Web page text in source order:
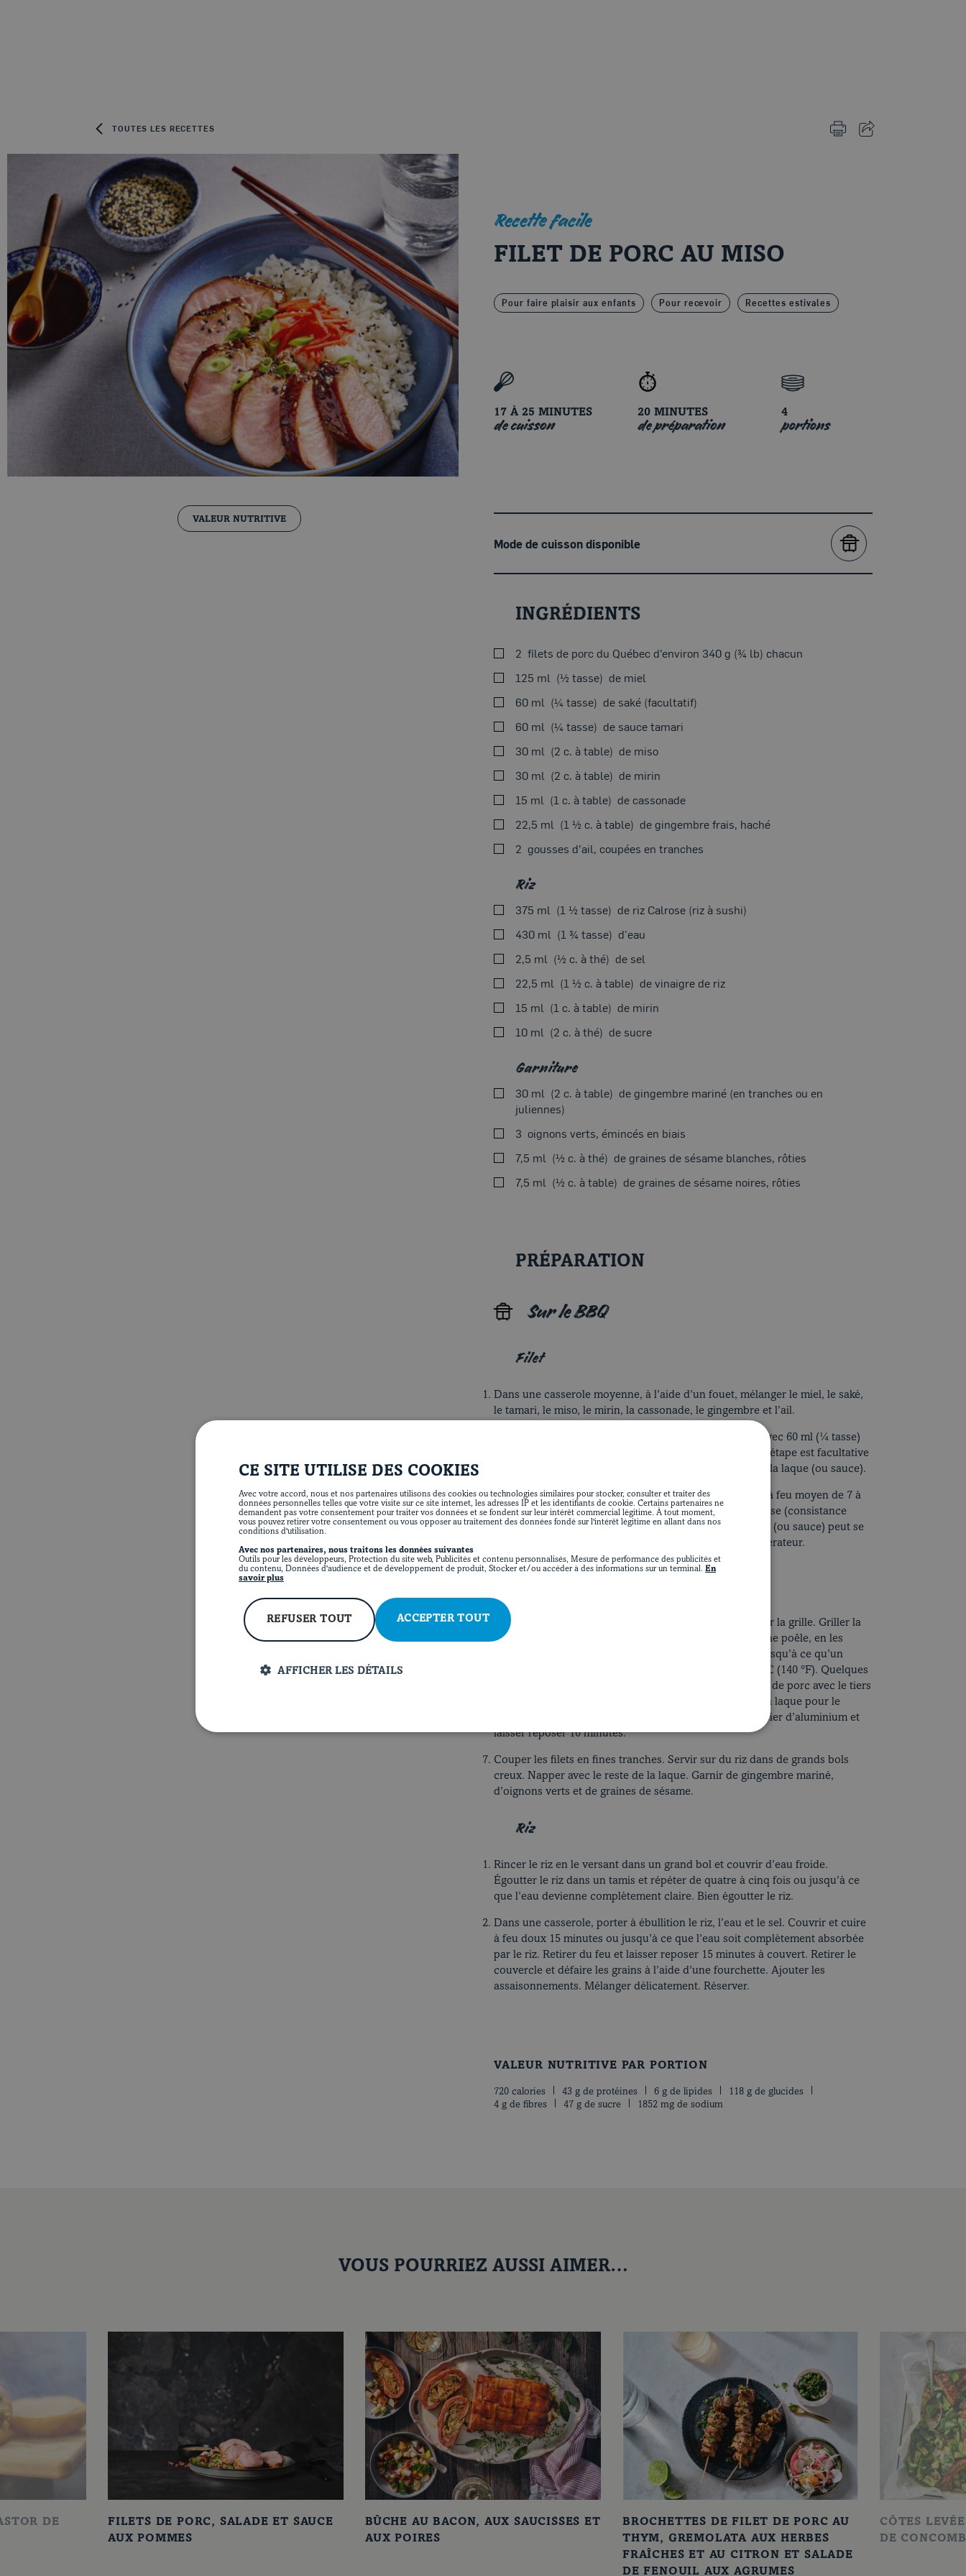
TOUTES LES RECETTES IMPRIMER CETTE PAGE
PARTAGER CETTE
VALEUR NUTRITIVE
Recette facile
FILET DE PORC AU MISO
Pour faire plaisir aux enfants Pour recevoir Recettes estivales
17 À 25 MINUTES
de cuisson
20 MINUTES
de préparation
4
portions
INGRÉDIENTS
2 filets de porc du Québec d’environ 340 g (¾ lb) chacun
125 ml
½ tasse de miel
60 ml
¼ tasse de saké (facultatif)
60 ml
¼ tasse de sauce tamari
30 ml
2 c. à table de miso
30 ml
2 c. à table de mirin
15 ml
1 c. à table de cassonade
22,5 ml
1 ½ c. à table de gingembre frais, haché
2 gousses d’ail, coupées en tranches
Riz
375 ml 1 ½ tasse de riz Calrose (riz à sushi)
430 ml
1 ¾ tasse d'eau
2,5 ml
½ c. à thé de sel
22,5 ml
1 ½ c. à table de vinaigre de riz
15 ml
1 c. à table de mirin
10 ml
2 c. à thé de sucre
Garniture
30 ml 2 c. à table de gingembre mariné (en tranches ou en
juliennes)
3 oignons verts, émincés en biais
7,5 ml
½ c. à thé de graines de sésame blanches, rôties
7,5 ml
½ c. à table de graines de sésame noires, rôties
Mode de cuisson disponible VOIRSUR LE BBQ
PRÉPARATION
Sur le BBQ
Filet
Dans une casserole moyenne, à l’aide d’un fouet, mélanger le miel, le saké,
le tamari, le miso, le mirin, la cassonade, le gingembre et l’ail.
Dans un plat, déposer les filets de porc et les enrober avec 60 ml (¼ tasse)
du mélange. Couvrir et réfrigérer de 1 à 8 heures. Cette étape est facultative
si on est pressé. On réduit alors toute la marinade pour la laque (ou sauce).
Porter le reste de la sauce à ébullition et laisser mijoter à feu moyen de 7 à
10 minutes ou jusqu’à ce que la sauce devienne sirupeuse (consistance
d’une laque). Passer au tamis. Laisser refroidir. La laque (ou sauce) peut se
préparer quelques jours à l’avance. Conserver au réfrigérateur.
Préchauffer le barbecue à puissance élevée.
Égoutter les filets de porc. Réserver sur une assiette.
Réduire la température du barbecue à feu moyen. Huiler la grille. Griller la
viande de 12 à 15 minutes, sur le barbecue ou utiliser une poêle, en les
retournant sur tous les côtés pour une cuisson rosée, jusqu’à ce qu’un
thermomètre inséré au centre de la viande indique 60 °C (140 °F). Quelques
minutes avant la fin de la cuisson, badigeonner les filets de porc avec le tiers
de la laque pour bien les enrober. Réserver le reste de la laque pour le
service. Déposer sur une assiette, puis couvrir d’un papier d’aluminium et
laisser reposer 10 minutes.
Couper les filets en fines tranches. Servir sur du riz dans de grands bols
creux. Napper avec le reste de la laque. Garnir de gingembre mariné,
d’oignons verts et de graines de sésame.
Riz
Rincer le riz en le versant dans un grand bol et couvrir d’eau froide.
Égoutter le riz dans un tamis et répéter de quatre à cinq fois ou jusqu’à ce
que l’eau devienne complètement claire. Bien égoutter le riz.
Dans une casserole, porter à ébullition le riz, l’eau et le sel. Couvrir et cuire
à feu doux 15 minutes ou jusqu’à ce que l’eau soit complètement absorbée
par le riz. Retirer du feu et laisser reposer 15 minutes à couvert. Retirer le
couvercle et défaire les grains à l’aide d’une fourchette. Ajouter les
assaisonnements. Mélanger délicatement. Réserver.
VALEUR NUTRITIVE PAR PORTION
720 calories 43 g de protéines 6 g de lipides
118 g de glucides
4 g de fibres
47 g de sucre 1852 mg de sodium
VOUS POURRIEZ AUSSI AIMER…
DE
FILETS DE PORC, SALADE ET SAUCE
AUX POMMES
BÛCHE AU BACON, AUX SAUCISSES ET
AUX POIRES
BROCHETTES DE FILET DE PORC AU
THYM, GREMOLATA AUX HERBES
FRAÎCHES ET AU CITRON ET SALADE
DE FENOUIL AUX AGRUMES
CÔTES
DE
CE SITE UTILISE DES COOKIES
Avec votre accord, nous et nos partenaires utilisons des cookies ou technologies similaires pour stocker, consulter et traiter des
données personnelles telles que votre visite sur ce site internet, les adresses IP et les identifiants de cookie. Certains partenaires ne
demandent pas votre consentement pour traiter vos données et se fondent sur leur intérêt commercial légitime. À tout moment,
vous pouvez retirer votre consentement ou vous opposer au traitement des données fondé sur l'intérêt légitime en allant dans nos
conditions d'utilisation.
Avec nos partenaires, nous traitons les données suivantes
Outils pour les développeurs, Protection du site web, Publicités et contenu personnalisés, Mesure de performance des publicités et
du contenu, Données d'audience et de développement de produit, Stocker et/ou accéder à des informations sur un terminal. En
savoir plus
ACCEPTER TOUT
REFUSER TOUT
AFFICHER LES DÉTAILS